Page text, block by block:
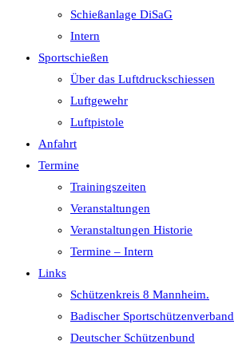
Schießanlage DiSaG
Intern
Sportschießen
Über das Luftdruckschiessen
Luftgewehr
Luftpistole
Anfahrt
Termine
Trainingszeiten
Veranstaltungen
Veranstaltungen Historie
Termine – Intern
Links
Schützenkreis 8 Mannheim.
Badischer Sportschützenverband
Deutscher Schützenbund